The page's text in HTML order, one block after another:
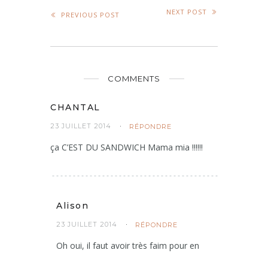
PREVIOUS POST NEXT POST
COMMENTS
CHANTAL
23 JUILLET 2014 RÉPONDRE
ça C’EST DU SANDWICH Mama mia !!!!!!
Alison
23 JUILLET 2014 RÉPONDRE
Oh oui, il faut avoir très faim pour en